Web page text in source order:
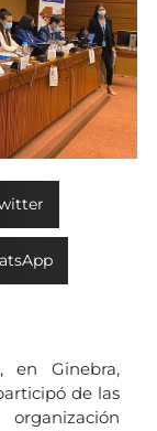
en Ginebra,
de las